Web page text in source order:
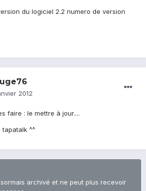
du logiciel 2.2 numero de version
2012
faire : le mettre à jour....
^^
archivé et ne peut plus recevoir